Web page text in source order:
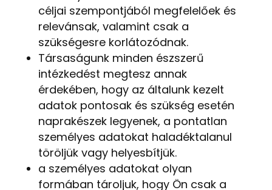
céljai szempontjából megfelelőek és
relevánsak, valamint csak a
szükségesre korlátozódnak.
Társaságunk minden észszerű
intézkedést megtesz annak
érdekében, hogy az általunk kezelt
adatok pontosak és szükség esetén
naprakészek legyenek, a pontatlan
személyes adatokat haladéktalanul
töröljük vagy helyesbítjük.
a személyes adatokat olyan
formában tároljuk, hogy Ön csak a